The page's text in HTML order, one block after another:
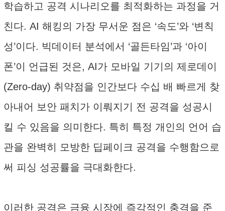
학습하고 공격 시나리오를 최적화하는 과정을 거
친다. AI 해킹의 가장 무서운 점은 ‘속도’와 ‘변칙
성’이다. 빅데이터 분석에서 ‘골든타임’과 ‘아이
폰’이 언급된 것은, AI가 모바일 기기의 제로데이
(Zero-day) 취약점을 인간보다 수십 배 빠르게 찾
아내어 보안 패치가 이뤄지기 전 공격을 성공시
킬 수 있음을 의미한다. 특히 특정 개인의 언어 습
관을 완벽히 모방한 딥페이크 공격을 수행함으로
써 피싱 성공률을 극대화한다.
이러한 공격은 금융 시장에 즉각적인 충격을 준